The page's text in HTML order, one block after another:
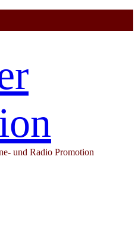
und Radio Promotion